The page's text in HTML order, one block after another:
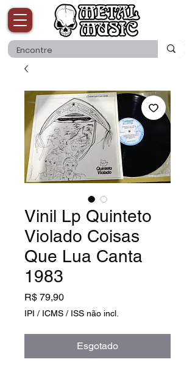
Vinil Lp Quinteto
Violado Coisas
Que Lua Canta
1983
R$ 79,90Preço
IPI / ICMS / ISS não incl.
Esgotado